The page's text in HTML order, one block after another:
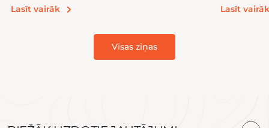
Visas ziņas
Lasīt vairāk Lasīt vairāk